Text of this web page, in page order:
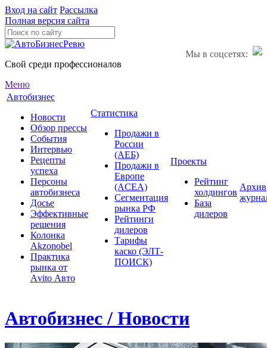
Вход на сайт Рассылка
Полная версия сайта
Мы в соцсетях:
Свой среди профессионалов
Меню
Автобизнес
Новости
Обзор прессы
События
Интервью
Рецепты
успеха
Персоны
автобизнеса
Досье
Эффективные
решения
Колонка
Akzonobel
Практика
рынка от
Аvito Авто
Статистика
Продажи в
России
(АЕБ)
Продажи в
Европе
(ACEA)
Сегментация
рынка РФ
Рейтинги
дилеров
Тарифы
каско (ЭЛТ-
ПОИСК)
Проекты
Рейтинг
холдингов
База
дилеров
Архив
Автобизнес / Новости